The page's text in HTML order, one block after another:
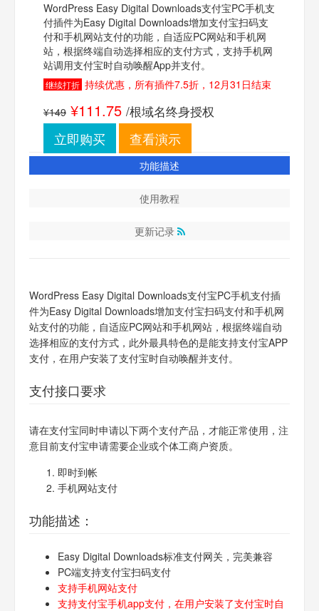
WordPress Easy Digital Downloads支付宝PC手机支
付插件为Easy Digital Downloads增加支付宝扫码支
付和手机网站支付的功能，自适应PC网站和手机网
站，根据终端自动选择相应的支付方式，支持手机网
站调用支付宝时自动唤醒App并支付。
继续打折 持续优惠，所有插件7.5折，12月31日结束
¥149 ¥111.75 /根域名终身授权
立即购买 查看演示
功能描述
使用教程
更新记录
WordPress Easy Digital Downloads支付宝PC手机支付插
件为Easy Digital Downloads增加支付宝扫码支付和手机网
站支付的功能，自适应PC网站和手机网站，根据终端自动
选择相应的支付方式，此外最具特色的是能支持支付宝APP
支付，在用户安装了支付宝时自动唤醒并支付。
支付接口要求
请在支付宝同时申请以下两个支付产品，才能正常使用，注
意目前支付宝申请需要企业或个体工商户资质。
即时到帐
手机网站支付
功能描述：
Easy Digital Downloads标准支付网关，完美兼容
PC端支持支付宝扫码支付
支持手机网站支付
支持支付宝手机app支付，在用户安装了支付宝时自